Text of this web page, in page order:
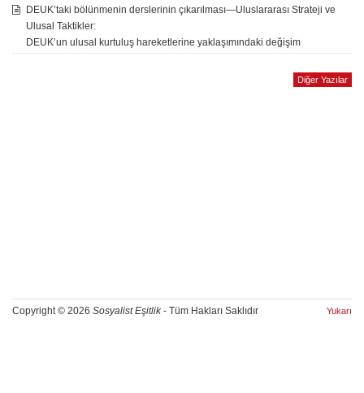
DEUK’taki bölünmenin derslerinin çıkarılması—Uluslararası Strateji ve
Ulusal Taktikler:
DEUK’un ulusal kurtuluş hareketlerine yaklaşımındaki değişim
Diğer Yazılar
Copyright © 2026 Sosyalist Eşitlik- Tüm Hakları Saklıdır Yukarı